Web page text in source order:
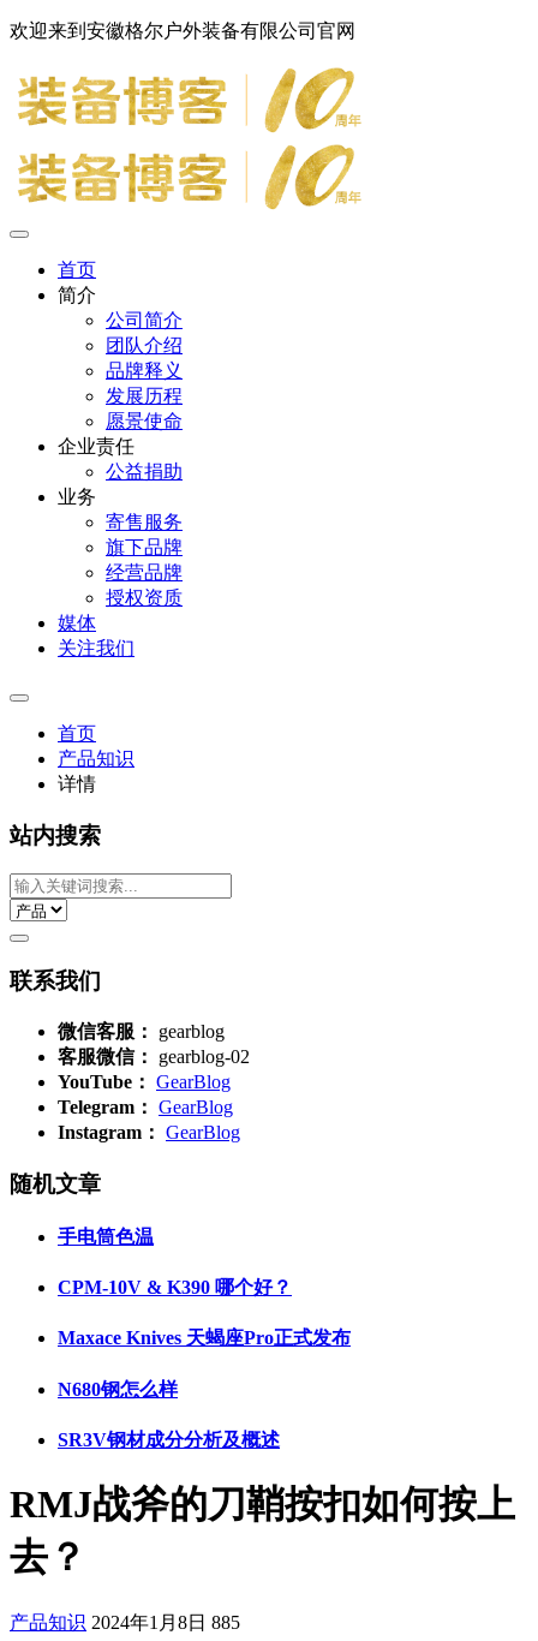
欢迎来到安徽格尔户外装备有限公司官网
首页
简介
公司简介
团队介绍
品牌释义
发展历程
愿景使命
企业责任
公益捐助
业务
寄售服务
旗下品牌
经营品牌
授权资质
媒体
关注我们
首页
产品知识
详情
站内搜索
联系我们
微信客服：
gearblog
客服微信：
gearblog-02
YouTube： GearBlog
Telegram： GearBlog
Instagram： GearBlog
随机文章
手电筒色温
CPM-10V & K390 哪个好？
Maxace Knives 天蝎座Pro正式发布
N680钢怎么样
SR3V钢材成分分析及概述
RMJ战斧的刀鞘按扣如何按上
去？
产品知识 2024年1月8日 885